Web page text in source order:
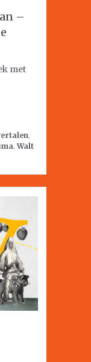
–
met
,
,Walt